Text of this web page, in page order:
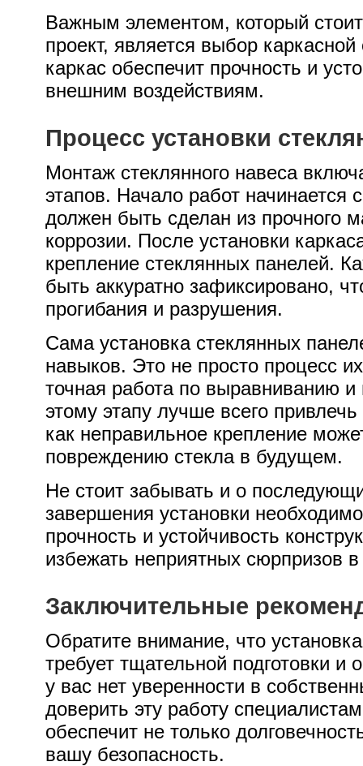
Важным элементом, который
проект, является выбор
каркас обеспечит прочность и
внешним воздействиям.
Процесс установки
Монтаж стеклянного навеса
этапов. Начало работ начинается
должен быть сделан из прочного
коррозии. После установки
крепление стеклянных панелей.
быть аккуратно зафиксировано,
прогибания и разрушения.
Сама установка стеклянных
навыков. Это не просто процесс
точная работа по выравниванию
этому этапу лучше всего
как неправильное крепление
повреждению стекла в будущем.
Не стоит забывать и о
завершения установки
прочность и устойчивость
избежать неприятных сюрпризов
Заключительные
Обратите внимание, что
требует тщательной подготовки и
у вас нет уверенности в
доверить эту работу
обеспечит не только
вашу безопасность.